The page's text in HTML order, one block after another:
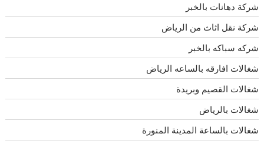
شركة دهانات بالخبر
شركة نقل اثاث من الرياض
شركه سباكه بالخبر
شغالات افارقه بالساعه الرياض
شغالات القصيم وبريدة
شغالات بالرياض
شغالات بالساعة المدينة المنورة